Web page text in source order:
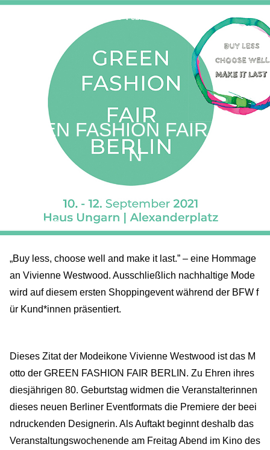
AW27 / January 29–February 1, 2027
GREEN FASHION FAIR BERLI
N
© moji momente
„Buy less, choose well and make it last.” – eine Hommage
an Vivienne Westwood. Ausschließlich nachhaltige Mode
wird auf diesem ersten Shoppingevent während der BFW f
ür Kund*innen präsentiert.
Dieses Zitat der Modeikone Vivienne Westwood ist das M
otto der GREEN FASHION FAIR BERLIN. Zu Ehren ihres
diesjährigen 80. Geburtstag widmen die Veranstalterinnen
dieses neuen Berliner Eventformats die Premiere der beei
ndruckenden Designerin. Als Auftakt beginnt deshalb das
Veranstaltungswochenende am Freitag Abend im Kino des